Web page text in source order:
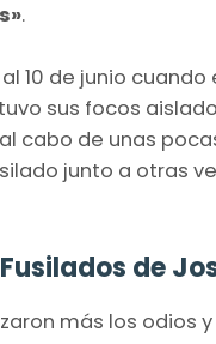
.
10 de junio cuando
sus focos
cabo de unas
junto a otras
de
más los odios